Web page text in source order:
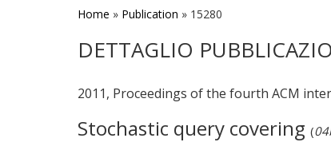
Home » Publication » 15280
DETTAGLIO
2011, Proceedings of the fourth ACM
Stochastic query covering (